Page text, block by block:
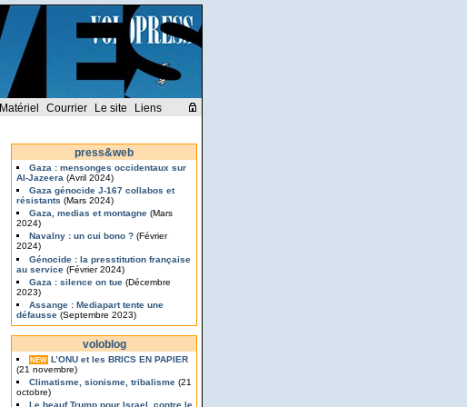
Matériel Courrier Le site Liens
press&web
Gaza : mensonges occidentaux sur
Al-Jazeera (Avril 2024)
Gaza génocide J-167 collabos et
résistants (Mars 2024)
Gaza, medias et montagne (Mars
2024)
Navalny : un cui bono ? (Février
2024)
Génocide : la presstitution française
au service (Février 2024)
Gaza : silence on tue (Décembre
2023)
Assange : Mediapart tente une
défausse (Septembre 2023)
voloblog
NEW L’ONU et les BRICS EN PAPIER
(21 novembre)
Climatisme, sionisme, tribalisme (21
octobre)
Le beauf Trump pour Israel, contre le